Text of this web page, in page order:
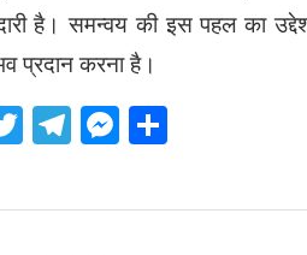
है। समन्वय की इस पहल का
प्रदान करना है।
Twitter
Telegram
Messenger